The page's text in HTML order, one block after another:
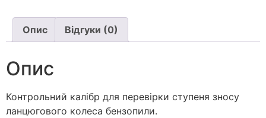
Опис Відгуки (0)
Опис
Контрольний калібр для перевірки ступеня зносу
ланцюгового колеса бензопили.